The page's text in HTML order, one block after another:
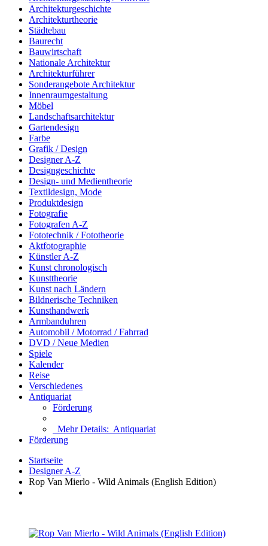
Architekturgeschichte
Architekturtheorie
Städtebau
Baurecht
Bauwirtschaft
Nationale Architektur
Architekturführer
Sonderangebote Architektur
Innenraumgestaltung
Möbel
Landschaftsarchitektur
Gartendesign
Farbe
Grafik / Design
Designer A-Z
Designgeschichte
Design- und Medientheorie
Textildesign, Mode
Produktdesign
Fotografie
Fotografen A-Z
Fototechnik / Fototheorie
Aktfotographie
Künstler A-Z
Kunst chronologisch
Kunsttheorie
Kunst nach Ländern
Bildnerische Techniken
Kunsthandwerk
Armbanduhren
Automobil / Motorrad / Fahrrad
DVD / Neue Medien
Spiele
Kalender
Reise
Verschiedenes
Antiquariat
Förderung
Mehr Details: Antiquariat
Förderung
Startseite
Designer A-Z
Rop Van Mierlo - Wild Animals (English Edition)